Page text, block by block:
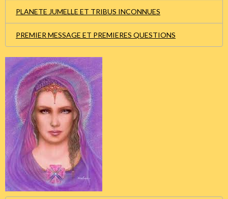
PLANETE JUMELLE ET TRIBUS INCONNUES
PREMIER MESSAGE ET PREMIERES QUESTIONS